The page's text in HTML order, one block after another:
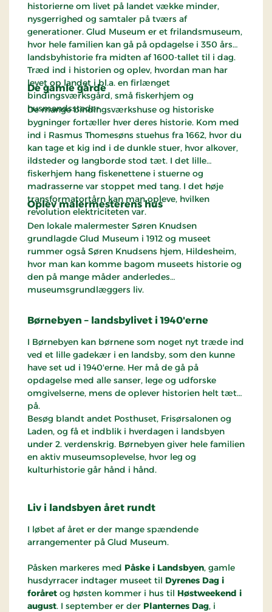
historierne om livet på landet vække minder,
nysgerrighed og samtaler på tværs af
generationer. Glud Museum er et frilandsmuseum,
hvor hele familien kan gå på opdagelse i 350 års
landsbyhistorie fra midten af 1600-tallet til i dag.
Træd ind i historien og oplev, hvordan man har
levet op landet i bl.a. en firlænget
bindingsværksgård, små fiskerhjem og
husmandssteder.
De gamle gårde
De mange bindingsværkshuse og historiske
bygninger fortæller hver deres historie. Kom med
ind i Rasmus Thomesøns stuehus fra 1662, hvor du
kan tage et kig ind i de dunkle stuer, hvor alkover,
ildsteder og langborde stod tæt. I det lille
fiskerhjem hang fiskenettene i stuerne og
madrasserne var stoppet med tang. I det høje
transformatortårn kan man opleve, hvilken
revolution elektriciteten var.
Oplev malermesterens hus
Den lokale malermester Søren Knudsen
grundlagde Glud Museum i 1912 og museet
rummer også Søren Knudsens hjem, Hildesheim,
hvor man kan komme bagom museets historie og
den på mange måder anderledes
museumsgrundlæggers liv.
Børnebyen – landsbylivet i 1940'erne
I Børnebyen kan børnene som noget nyt træde ind
ved et lille gadekær i en landsby, som den kunne
have set ud i 1940'erne. Her må de gå på
opdagelse med alle sanser, lege og udforske
omgivelserne, mens de oplever historien helt tæt
på.
Besøg blandt andet Posthuset, Frisørsalonen og
Laden, og få et indblik i hverdagen i landsbyen
under 2. verdenskrig. Børnebyen giver hele familien
en aktiv museumsoplevelse, hvor leg og
kulturhistorie går hånd i hånd.
Liv i landsbyen året rundt
I løbet af året er der mange spændende
arrangementer på Glud Museum.
Påsken markeres med Påske i Landsbyen, gamle
husdyrracer indtager museet til Dyrenes Dag i
foråret og høsten kommer i hus til Høstweekend i
august. I september er der Planternes Dag, i